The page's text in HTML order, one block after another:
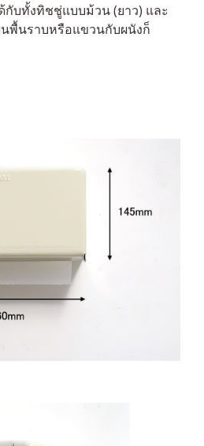
กับทั้งทิชชู่แบบม้วน (ยาว) และ
พื้นราบหรือแขวนกับผนังก็